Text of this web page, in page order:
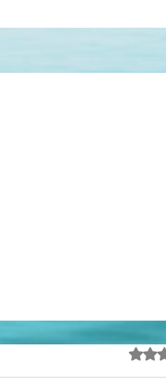
Casa de ferreiro...